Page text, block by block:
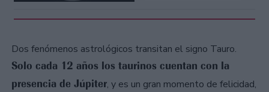
Dos fenómenos astrológicos transitan el signo Tauro.
Solo cada 12 años los taurinos cuentan con la
presencia de Júpiter, y es un gran momento de felicidad,